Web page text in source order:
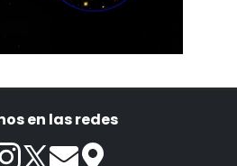
en las redes